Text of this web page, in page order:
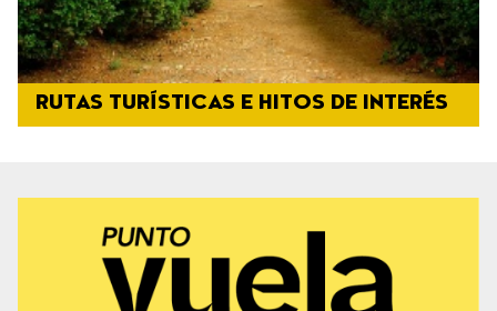
RUTAS TURÍSTICAS E HITOS DE INTERÉS